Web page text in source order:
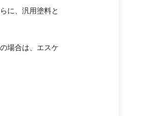
に、汎用塗料と
場合は、エスケ